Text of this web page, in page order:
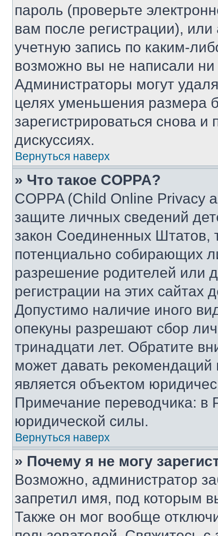
пароль (проверьте
вам после регистрации),
учетную запись по каким-
возможно вы не написали
Администраторы могут
целях уменьшения размера
зарегистрироваться снова и
дискуссиях.
Вернуться наверх
» Что такое COPPA?
COPPA (Child Online Privacy
защите личных сведений
закон Соединенных Штатов,
потенциально собирающих
разрешение родителей или
регистрации на этих сайтах
Допустимо наличие иного
опекуны разрешают сбор
тринадцати лет. Обратите
может давать
является объектом
Примечание переводчика: в
юридической силы.
Вернуться наверх
» Почему я не могу
Возможно, администратор
запретил имя, под которым
Также он мог вообще